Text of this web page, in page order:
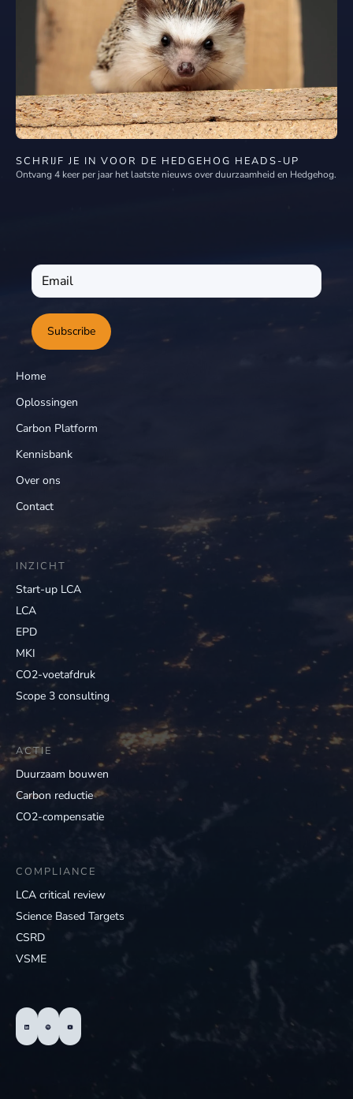
SCHRIJF JE IN VOOR DE HEDGEHOG HEADS-UP
Ontvang 4 keer per jaar het laatste nieuws over duurzaamheid en Hedgehog.
Subscribe
Home
Oplossingen
Carbon Platform
Kennisbank
Over ons
Contact
INZICHT
Start-up LCA
LCA
EPD
MKI
CO2-voetafdruk
Scope 3 consulting
ACTIE
Duurzaam bouwen
Carbon reductie
CO2-compensatie
COMPLIANCE
LCA critical review
Science Based Targets
CSRD
VSME